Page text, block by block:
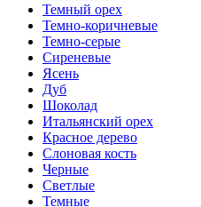
Темный орех
Темно-коричневые
Темно-серые
Сиреневые
Ясень
Дуб
Шоколад
Итальянский орех
Красное дерево
Слоновая кость
Черные
Светлые
Темные